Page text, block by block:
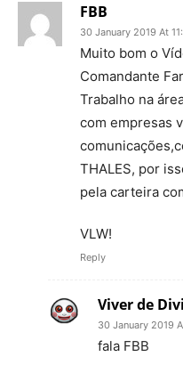
FBB
30 January 2019 At
Muito bom o
Comandante
Trabalho na
com empresas
THALES, por
pela carteira
VLW!
Reply
Viver de
30 January 2019
fala FBB